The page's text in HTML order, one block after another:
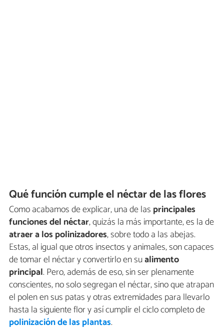
Qué función cumple el néctar de las flores
Como acabamos de explicar, una de las principales
funciones del néctar, quizás la más importante, es la de
atraer a los polinizadores, sobre todo a las abejas.
Estas, al igual que otros insectos y animales, son capaces
de tomar el néctar y convertirlo en sualimento
principal. Pero, además de eso, sin ser plenamente
conscientes, no solo segregan el néctar, sino que atrapan
el polen en sus patas y otras extremidades para llevarlo
hasta la siguiente flor y así cumplir el ciclo completo de
polinización de las plantas.